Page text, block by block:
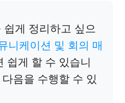
쉽게 정리하고 싶으
니케이션 및 회의 매
쉽게 할 수 있습니
음을 수행할 수 있